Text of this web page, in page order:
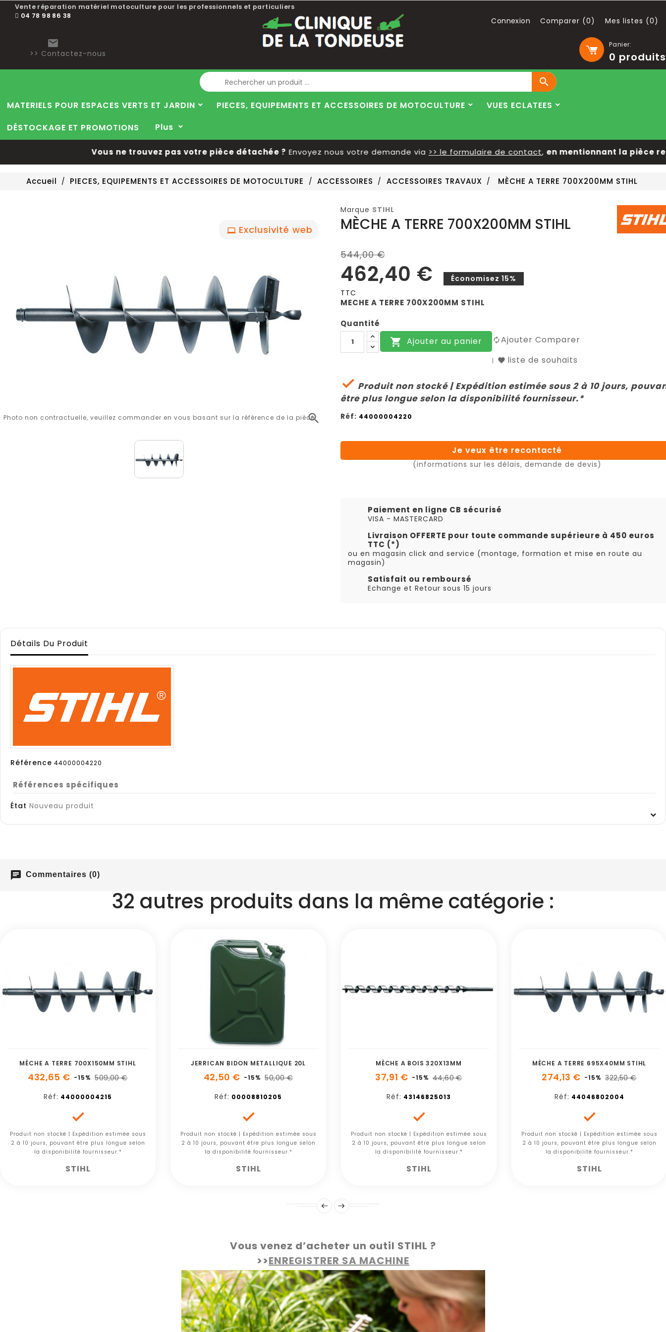
Vente réparation matériel motoculture pour les professionnels et particuliers
04 78 98 86 38
Panier:
0 produits

>> Contactez-nous
Connexion Comparer (0) Mes listes (0)
Blog

MATERIELS POUR ESPACES VERTS ET JARDIN PIECES, EQUIPEMENTS ET ACCESSOIRES DE MOTOCULTURE
VUES ECLATEES
DÉSTOCKAGE ET PROMOTIONS
Plus
Vous ne trouvez pas votre pièce détachée ?Envoyez nous votre demande via >> le formulaire de contact,en mentionnant la pièce
Accueil PIECES, EQUIPEMENTS ET ACCESSOIRES DE MOTOCULTURE ACCESSOIRES ACCESSOIRES TRAVAUX MÈCHE A TERRE 700X200MM STIHL
Exclusivité web

Photo non contractuelle, veuillez commander en vous basant sur la référence de la pièce
Marque STIHL
MÈCHE A TERRE 700X200MM STIHL
544,00 €
462,40 €
Économisez 15%
TTC
MECHE A TERRE 700X200MM STIHL
Quantité
 Ajouter au panier
Ajouter Comparer
liste de souhaits
 Produit non stocké | Expédition estimée sous 2 à 10 jours,
être plus longue selon la disponibilité fournisseur.*
Réf: 44000004220
Je veux être recontacté
(informations sur les délais, demande de devis)
Paiement en ligne CB sécurisé
VISA - MASTERCARD
Livraison OFFERTE pour toute commande supérieure à 450 euros
TTC (*)
ou en magasin click and service (montage, formation et mise en route au
magasin)
Satisfait ou remboursé
Echange et Retour sous 15 jours
Détails Du Produit
Référence 44000004220
Références spécifiques
État Nouveau produit
chat Commentaires (0)
32 autres produits dans la même catégorie :
MÈCHE A TERRE 700X150MM STIHL
432,65 € -15% 509,00 €
Réf: 44000004215

Produit non stocké | Expédition estimée sous
2 à 10 jours, pouvant être plus longue selon
la disponibilité fournisseur.*
STIHL
JERRICAN BIDON METALLIQUE 20L
42,50 € -15% 50,00 €
Réf: 00008810205

Produit non stocké | Expédition estimée sous
2 à 10 jours, pouvant être plus longue selon
la disponibilité fournisseur.*
STIHL
MÈCHE A BOIS 320X13MM
37,91 € -15% 44,60 €
Réf: 43146825013

Produit non stocké | Expédition estimée sous
2 à 10 jours, pouvant être plus longue selon
la disponibilité fournisseur.*
STIHL
MÈCHE A TERRE 695X40MM STIHL
274,13 € -15% 322,50 €
Réf: 44046802004

Produit non stocké | Expédition estimée sous
2 à 10 jours, pouvant être plus longue selon
la disponibilité fournisseur.*
STIHL
Vous venez d’acheter un outil STIHL ?
>>ENREGISTRER SA MACHINE